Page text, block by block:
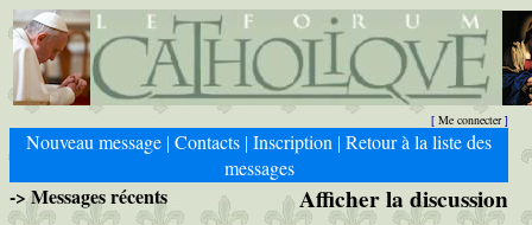
[ Me connecter]
Nouveau message | Contacts | Inscription | Retour à la liste des
messages
-> Messages récents Afficher la discussion